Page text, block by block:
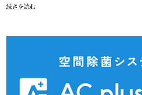
続きを読む